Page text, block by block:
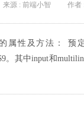
来源 : 前端小智 作者
属性及方法： 预定
。其中input和